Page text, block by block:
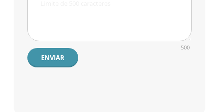
500
ENVIAR